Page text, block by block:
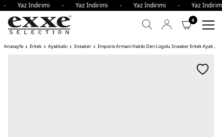
- Yaz İndirimi - Yaz İndirimi - Yaz İndirimi - Yaz
0
Anasayfa Erkek Ayakkabı Sneaker Emporio Armani Hakiki Deri Logolu Sneaker Erkek Ayakkabı